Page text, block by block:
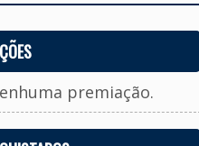
premiação.